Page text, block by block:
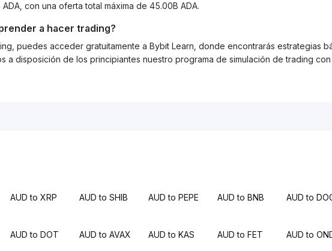
con una oferta total máxima de 45.00B ADA.
a hacer trading?
puedes acceder gratuitamente a Bybit Learn, donde encontrarás estrategias
a disposición de los principiantes nuestro programa de simulación de trading
AUD to XRP AUD to SHIB AUD to PEPE AUD to BNB AUD to
AUD to DOT AUD to AVAX AUD to KAS AUD to FET AUD to